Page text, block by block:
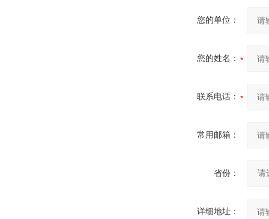
您的单位：
您的姓名：
联系电话：
常用邮箱：
省份：
详细地址：